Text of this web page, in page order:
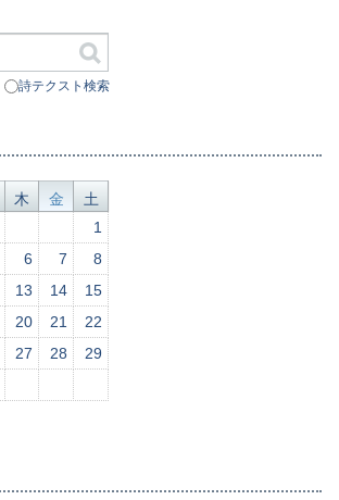
詩テクスト検索
木 金
土
1
6 7
8
13 14
15
20 21
22
27 28
29